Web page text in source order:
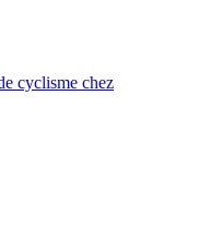
cyclisme chez